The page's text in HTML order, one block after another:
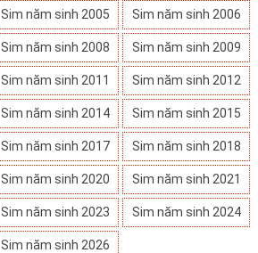
Sim năm sinh 2005 Sim năm sinh 2006
Sim năm sinh 2008 Sim năm sinh 2009
Sim năm sinh 2011 Sim năm sinh 2012
Sim năm sinh 2014 Sim năm sinh 2015
Sim năm sinh 2017 Sim năm sinh 2018
Sim năm sinh 2020 Sim năm sinh 2021
Sim năm sinh 2023 Sim năm sinh 2024
Sim năm sinh 2026